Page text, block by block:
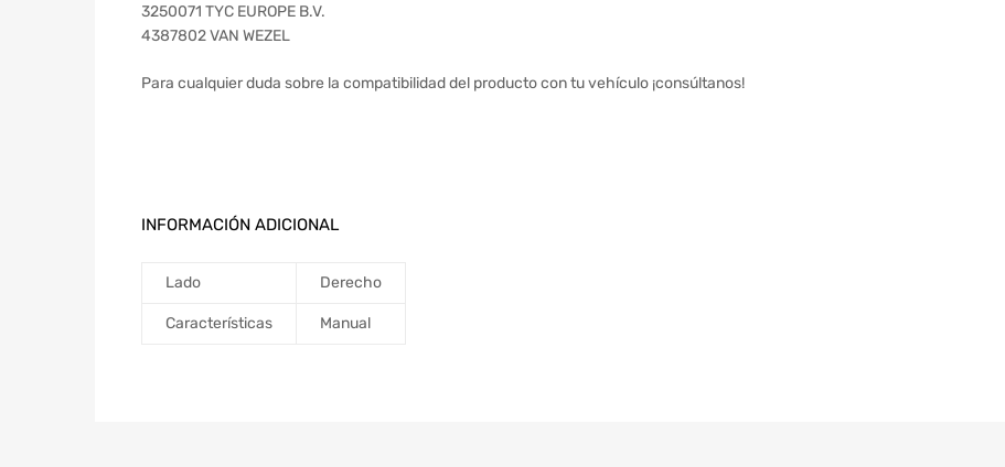
3250071 TYC EUROPE B.V.
4387802 VAN WEZEL
Para cualquier duda sobre la compatibilidad del producto con tu vehículo ¡consúltanos!
INFORMACIÓN ADICIONAL
Lado Derecho
Características Manual